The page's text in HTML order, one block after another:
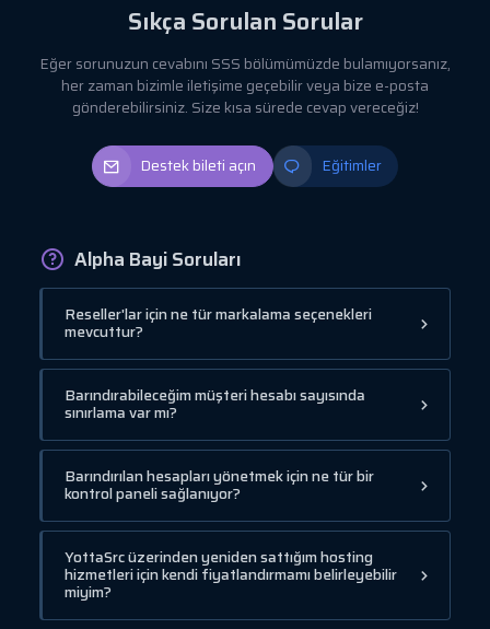
Sıkça Sorulan Sorular
Eğer sorunuzun cevabını SSS bölümümüzde bulamıyorsanız,
her zaman bizimle iletişime geçebilir veya bize e-posta
gönderebilirsiniz. Size kısa sürede cevap vereceğiz!
Destek bileti açın Eğitimler
Alpha Bayi Soruları
Reseller'lar için ne tür markalama seçenekleri
mevcuttur?
Barındırabileceğim müşteri hesabı sayısında
sınırlama var mı?
Barındırılan hesapları yönetmek için ne tür bir
kontrol paneli sağlanıyor?
YottaSrc üzerinden yeniden sattığım hosting
hizmetleri için kendi fiyatlandırmamı belirleyebilir
miyim?